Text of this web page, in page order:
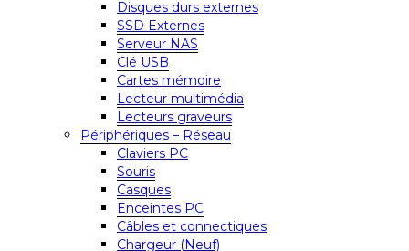
Disques durs externes
SSD Externes
Serveur NAS
Clé USB
Cartes mémoire
Lecteur multimédia
Lecteurs graveurs
Périphériques – Réseau
Claviers PC
Souris
Casques
Enceintes PC
Câbles et connectiques
Chargeur (Neuf)